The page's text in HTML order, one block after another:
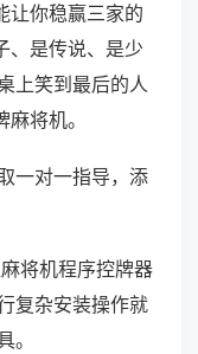
让你稳赢三家的
、是传说、是少
上笑到最后的人
将机。
一对一指导，添
将机程序控牌器
复杂安装操作就
。